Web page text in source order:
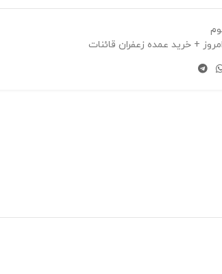
+ خرید عمده زعفران قائنات